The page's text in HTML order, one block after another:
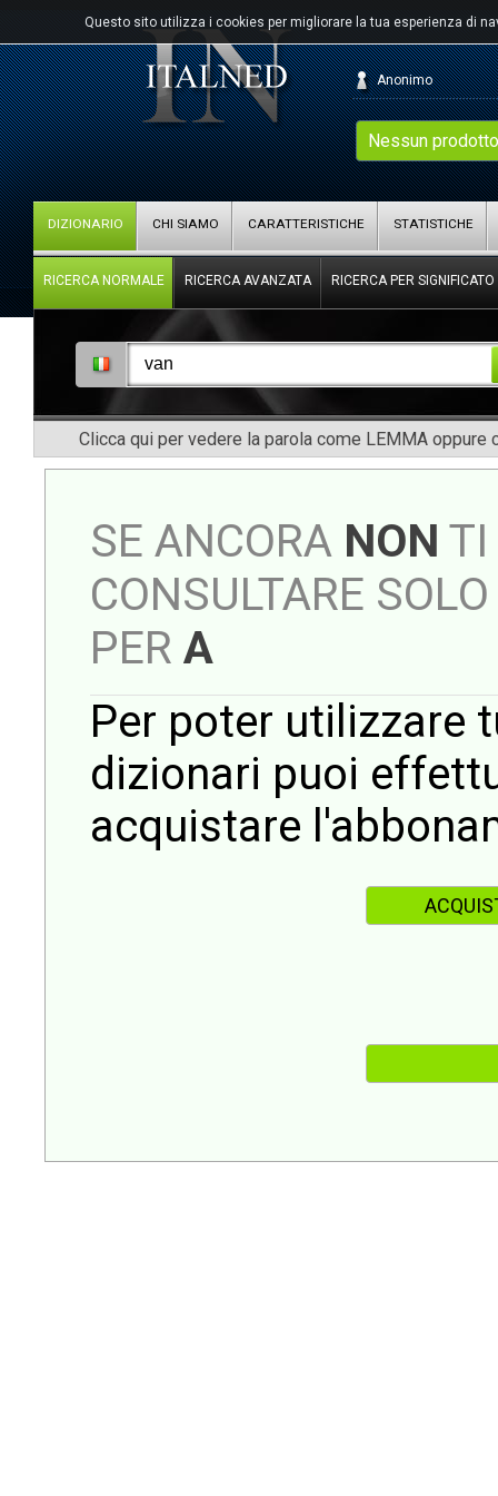
Questo sito utilizza i cookies per migliorare la tua esperienza di
Nessun
Anonimo
DIZIONARIO CHI SIAMO CARATTERISTICHE STATISTICHE
RICERCA NORMALE RICERCA AVANZATA RICERCA PER SIGNIFICATO
Clicca qui per vedere la parola come LEMMA oppure
SE ANCORA NON TI
CONSULTARE
PER A
Per poter utilizzare
dizionari puoi
acquistare